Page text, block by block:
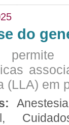
do
permite
(LLA) em